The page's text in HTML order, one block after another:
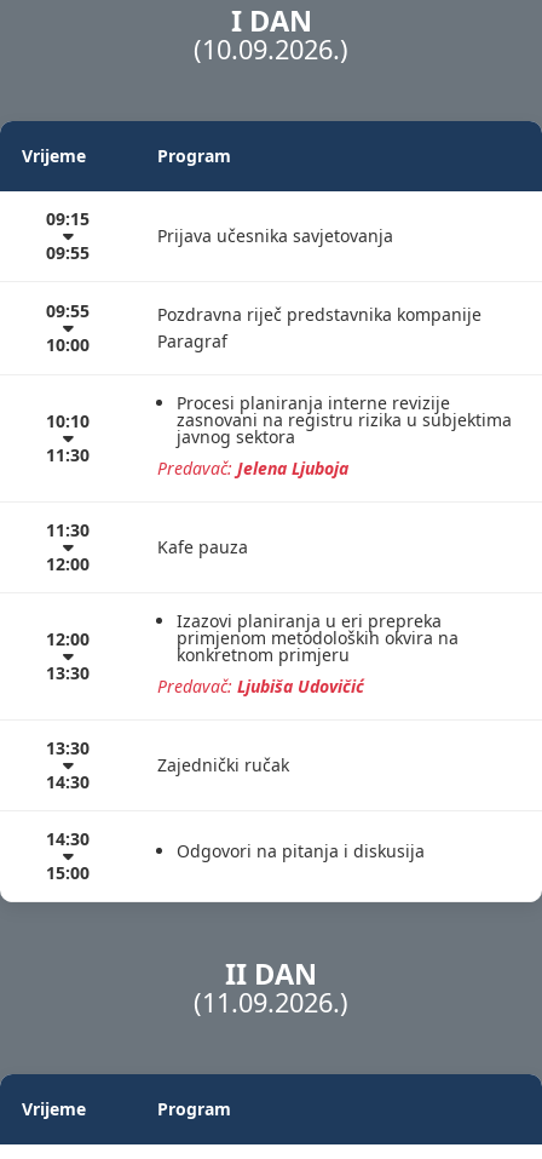
I DAN
(10.09.2026.)
Vrijeme Program
09:15
09:55
Prijava učesnika savjetovanja
09:55
10:00
Pozdravna riječ predstavnika kompanije
Paragraf
10:10
11:30
Procesi planiranja interne revizije
zasnovani na registru rizika u subjektima
javnog sektora
Predavač: Jelena Ljuboja
11:30
12:00
Kafe pauza
12:00
13:30
Izazovi planiranja u eri prepreka
primjenom metodoloških okvira na
konkretnom primjeru
Predavač: Ljubiša Udovičić
13:30
14:30
Zajednički ručak
14:30
15:00
Odgovori na pitanja i diskusija
II DAN
(11.09.2026.)
Vrijeme Program